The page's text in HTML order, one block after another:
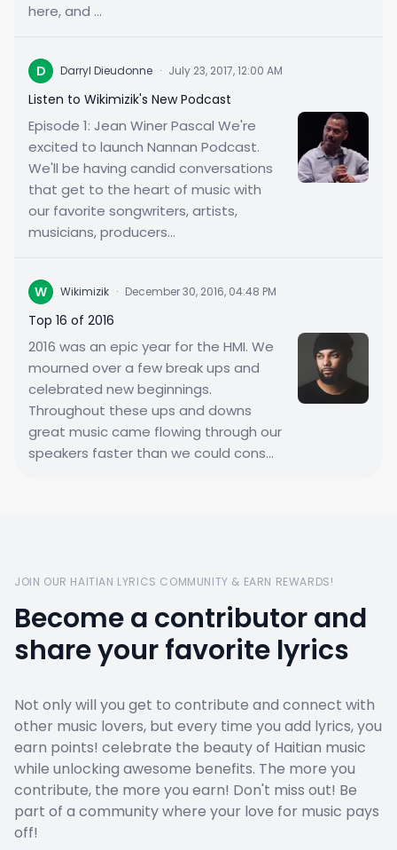
here, and ...
D Darryl Dieudonne · July 23, 2017, 12:00 AM
Listen to Wikimizik's New Podcast
Episode 1: Jean Winer Pascal We're
excited to launch Nannan Podcast.
We'll be having candid conversations
that get to the heart of music with
our favorite songwriters, artists,
musicians, producers...
W Wikimizik · December 30, 2016, 04:48 PM
Top 16 of 2016
2016 was an epic year for the HMI. We
mourned over a few break ups and
celebrated new beginnings.
Throughout these ups and downs
great music came flowing through our
speakers faster than we could cons...
JOIN OUR HAITIAN LYRICS COMMUNITY & EARN REWARDS!
Become a contributor and
share your favorite lyrics
Not only will you get to contribute and connect with
other music lovers, but every time you add lyrics, you
earn points! celebrate the beauty of Haitian music
while unlocking awesome benefits. The more you
contribute, the more you earn! Don't miss out! Be
part of a community where your love for music pays
off!